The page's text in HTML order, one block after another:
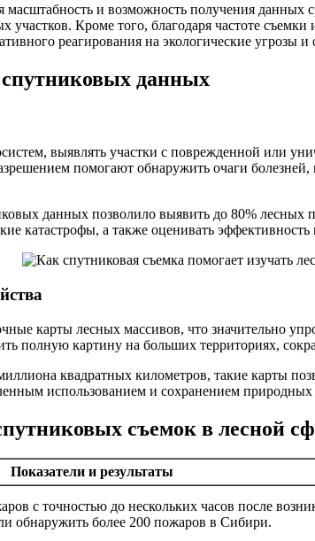
и возможность получения
Кроме того, благодаря частоте
реагирования на экологические угрозы
данных
выявлять участки с поврежденной или
помогают обнаружить очаги
данных позволило выявить до 80%
катастрофы, а также оценивать
карты лесных массивов, что значительно
полную картину на больших территориях,
квадратных километров, такие карты
использованием и сохранением природных
съемок в лесной
Показатели и результаты
с точностью до нескольких часов после
обнаружить более 200 пожаров в Сибири.